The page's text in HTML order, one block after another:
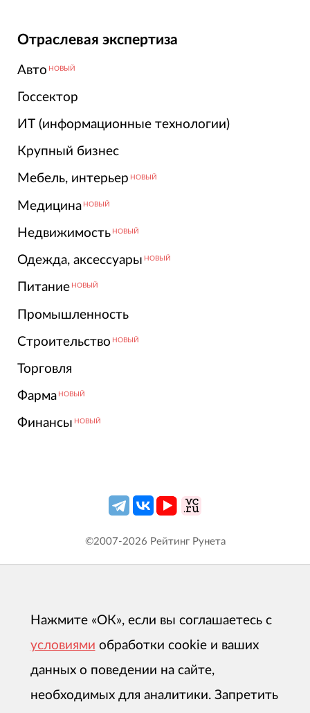
Отраслевая экспертиза
Авто НОВЫЙ
Госсектор
ИТ (информационные технологии)
Крупный бизнес
Мебель, интерьер НОВЫЙ
Медицина НОВЫЙ
Недвижимость НОВЫЙ
Одежда, аксессуары НОВЫЙ
Питание НОВЫЙ
Промышленность
Строительство НОВЫЙ
Торговля
Фарма НОВЫЙ
Финансы НОВЫЙ
©2007-2026 Рейтинг Рунета
Нажмите «ОК», если вы соглашаетесь с
условиями обработки cookie и ваших
данных о поведении на сайте,
необходимых для аналитики. Запретить